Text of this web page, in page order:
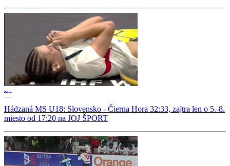
Hádzaná MS U18: Slovensko - Čierna Hora 32:33, zajtra len o 5.-8.
miesto od 17:20 na JOJ ŠPORT